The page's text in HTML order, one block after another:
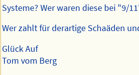
Systeme? Wer waren diese bei "9/
Wer zahlt für derartige Schaäden
Glück Auf
Tom vom Berg